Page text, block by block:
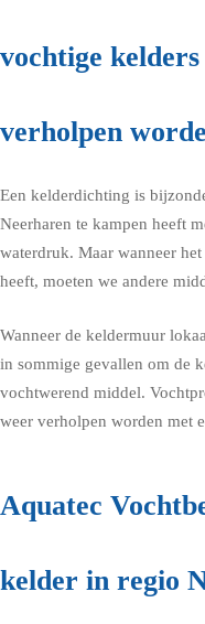
vochtige
verholpen
Een kelderdichting is
Neerharen te kampen heeft
waterdruk. Maar wanneer
heeft, moeten we andere
Wanneer de keldermuur
in sommige gevallen om de
vochtwerend middel.
weer verholpen worden met
Aquatec
kelder in regio